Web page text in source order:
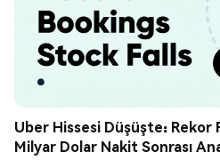
Uber Hissesi Düşüşte: Rekor
Milyar Dolar Nakit Sonrası